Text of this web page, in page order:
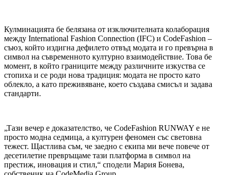
Кулминацията бе белязана от изключителната колаборация
между International Fashion Connection (IFC) и CodeFashion –
съюз, който издигна дефилето отвъд модата и го превърна в
символ на съвременното културно взаимодействие. Това бе
момент, в който границите между различните изкуства се
стопиха и се роди нова традиция: модата не просто като
облекло, а като преживяване, което създава смисъл и задава
стандарти.
„Тази вечер е доказателство, че CodeFashion RUNWAY е не
просто модна седмица, а културен феномен със световна
тежест. Щастлива съм, че заедно с екипа ми вече повече от
десетилетие превръщаме тази платформа в символ на
престиж, иновация и стил,“ сподели Мария Бонева,